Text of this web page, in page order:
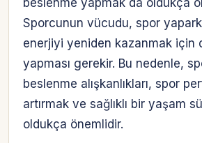
beslenme yapmak da oldukça
Sporcunun vücudu, spor
enerjiyi yeniden kazanmak için
yapması gerekir. Bu nedenle,
beslenme alışkanlıkları, spor
artırmak ve sağlıklı bir yaşam
oldukça önemlidir.